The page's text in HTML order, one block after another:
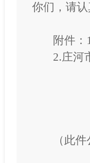
你们，请认
附件：
2.庄河
（此